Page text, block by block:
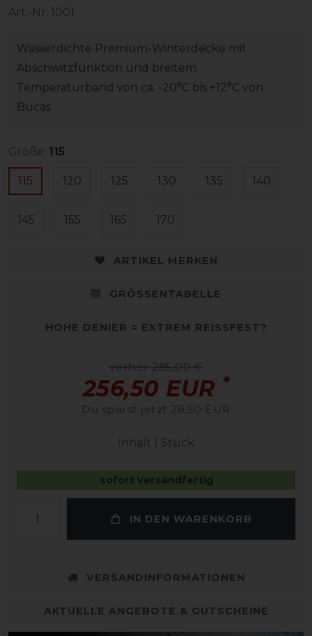
Art.-Nr: 1001
Wasserdichte Premium-Winterdecke mit
Abschwitzfunktion und breitem
Temperaturband von ca. -20°C bis +12°C von
Bucas
Größe: 115
115 120 125 130 135 140
145 155 165 170
ARTIKEL MERKEN
GRÖSSENTABELLE
HOHE DENIER = EXTREM REISSFEST?
vorher 285,00 €
256,50 EUR *
Du sparst jetzt 28,50 EUR
Inhalt 1 Stück
sofort versandfertig
IN DEN WARENKORB
VERSANDINFORMATIONEN
AKTUELLE ANGEBOTE & GUTSCHEINE